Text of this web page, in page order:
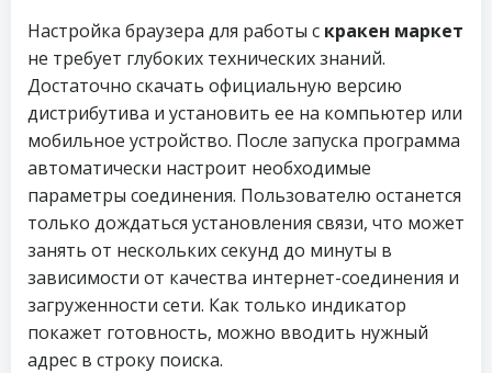
Настройка браузера для работы с кракен маркет
не требует глубоких технических знаний.
Достаточно скачать официальную версию
дистрибутива и установить ее на компьютер или
мобильное устройство. После запуска программа
автоматически настроит необходимые
параметры соединения. Пользователю останется
только дождаться установления связи, что может
занять от нескольких секунд до минуты в
зависимости от качества интернет-соединения и
загруженности сети. Как только индикатор
покажет готовность, можно вводить нужный
адрес в строку поиска.